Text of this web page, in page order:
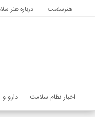
هنرسلامت درباره هنر
اخبار نظام سلامت دارو